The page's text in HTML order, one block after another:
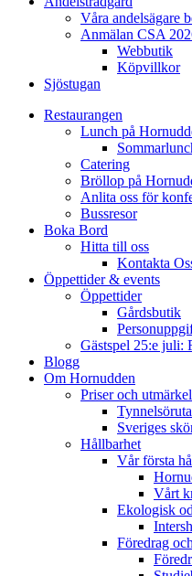
Våra andelsägare
Anmälan CSA
Webbutik
Köpvillkor
Sjöstugan
Restaurangen
Lunch på
Catering
Bröllop på
Anlita oss för
Bussresor
Boka Bord
Hitta till oss
Kontakta
Öppettider & events
Öppettider
Gårdsbutik
Gästspel 25:e juli:
Blogg
Om Hornudden
Priser och
Sveriges
Hållbarhet
Vår första
Vårt
Ekologisk
Föredrag